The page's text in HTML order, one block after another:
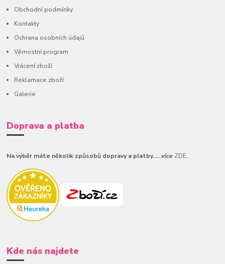
Obchodní podmínky
Kontakty
Ochrana osobních údajů
Věrnostní program
Vrácení zboží
Reklamace zboží
Galerie
Doprava a platba
Na výběr máte několik způsobů dopravy a platby......více ZDE.
Kde nás najdete